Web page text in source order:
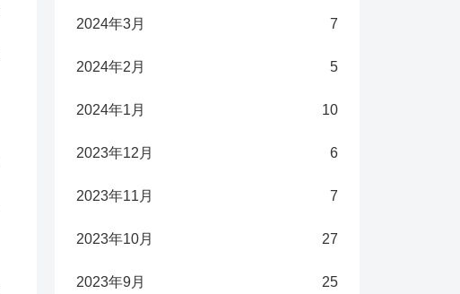
2024年3月 7
2024年2月 5
2024年1月 10
2023年12月 6
2023年11月 7
2023年10月 27
2023年9月 25